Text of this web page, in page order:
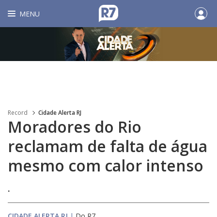
MENU
Record Cidade Alerta RJ
Moradores do Rio
reclamam de falta de água
mesmo com calor intenso
.